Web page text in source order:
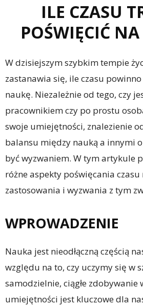
ILE CZASU
POŚWIĘCIĆ
W dzisiejszym szybkim tempie
zastanawia się, ile czasu
naukę. Niezależnie od tego, czy
pracownikiem czy po prostu
swoje umiejętności, znalezienie
balansu między nauką a innymi
być wyzwaniem. W tym artykule
różne aspekty poświęcania czasu
zastosowania i wyzwania z tym
WPROWADZENIE
Nauka jest nieodłączną częścią
względu na to, czy uczymy się w
samodzielnie, ciągłe
umiejętności jest kluczowe dla